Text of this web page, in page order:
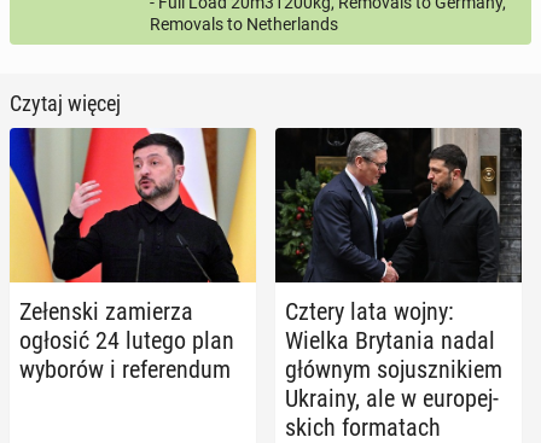
Removals to Netherlands
Czytaj więcej
Ze­łen­ski za­mie­rza
ogłosić 24 lutego plan
wyborów i re­fe­ren­dum
Cztery lata wojny:
Wielka Bry­ta­nia nadal
głównym so­jusz­ni­kiem
Ukrainy, ale w eu­ro­pej­
skich for­ma­tach